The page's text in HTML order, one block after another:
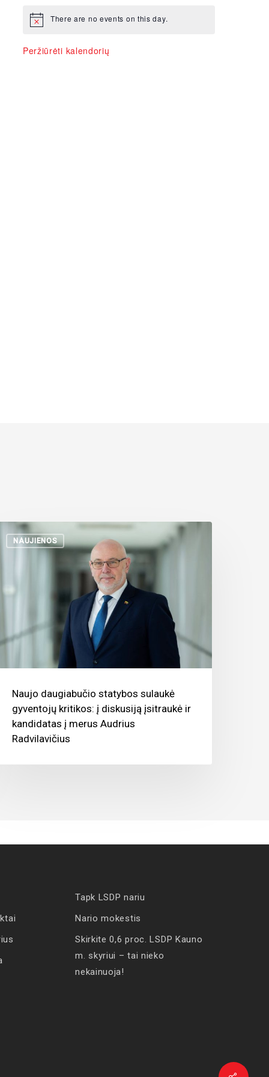
There are no events on this day.
Peržiūrėti kalendorių
NAUJIENOS
Naujo daugiabučio statybos sulaukė
gyventojų kritikos: į diskusiją įsitraukė ir
kandidatas į merus Audrius
Radvilavičius
Tapk LSDP nariu
Nario mokestis
Skirkite 0,6 proc. LSDP Kauno
m. skyriui – tai nieko
nekainuoja!